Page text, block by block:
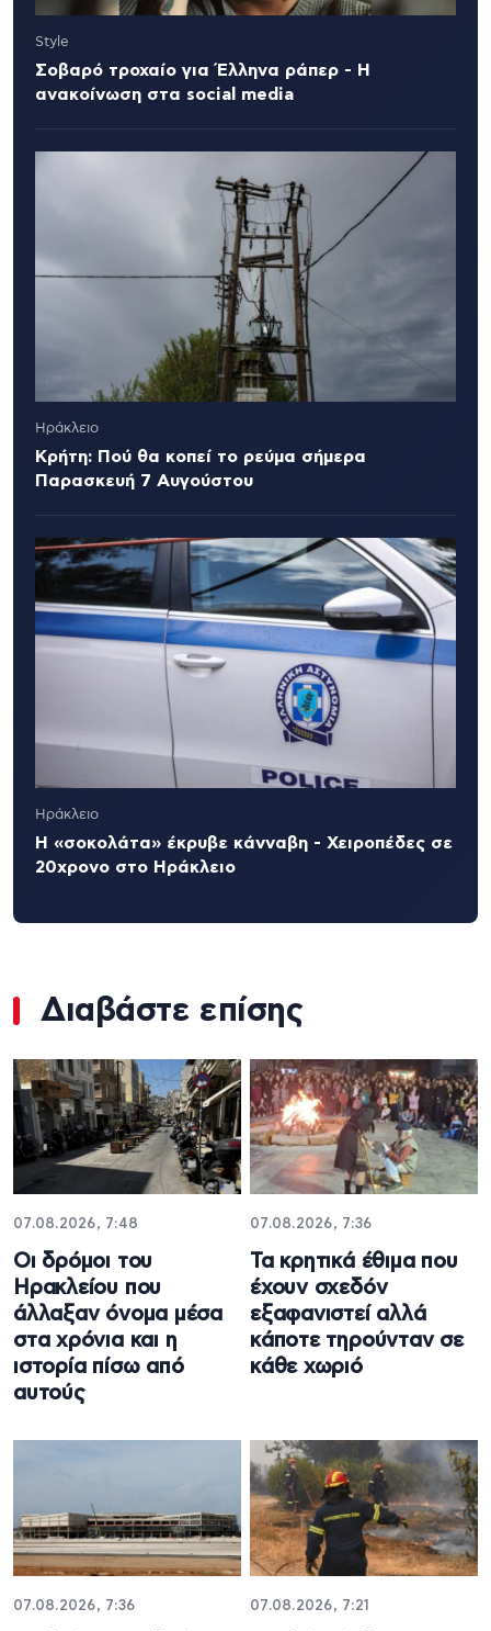
Style
Σοβαρό τροχαίο για Έλληνα ράπερ - Η
ανακοίνωση στα social media
Ηράκλειο
Κρήτη: Πού θα κοπεί το ρεύμα σήμερα
Παρασκευή 7 Αυγούστου
Ηράκλειο
Η «σοκολάτα» έκρυβε κάνναβη - Χειροπέδες σε
20χρονο στο Ηράκλειο
Διαβάστε επίσης
07.08.2026, 7:48
Οι δρόμοι του
Ηρακλείου που
άλλαξαν όνομα μέσα
στα χρόνια και η
ιστορία πίσω από
αυτούς
07.08.2026, 7:36
Τα κρητικά έθιμα που
έχουν σχεδόν
εξαφανιστεί αλλά
κάποτε τηρούνταν σε
κάθε χωριό
07.08.2026, 7:36 07.08.2026, 7:21